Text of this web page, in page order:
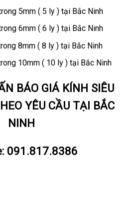
5mm ( 5 ly ) tại Bắc Ninh
6mm ( 6 ly ) tại Bắc Ninh
8mm ( 8 ly ) tại Bắc Ninh
10mm ( 10 ly ) tại Bắc Ninh
BÁO GIÁ KÍNH SIÊU
YÊU CẦU TẠI BẮC
NINH
091.817.8386